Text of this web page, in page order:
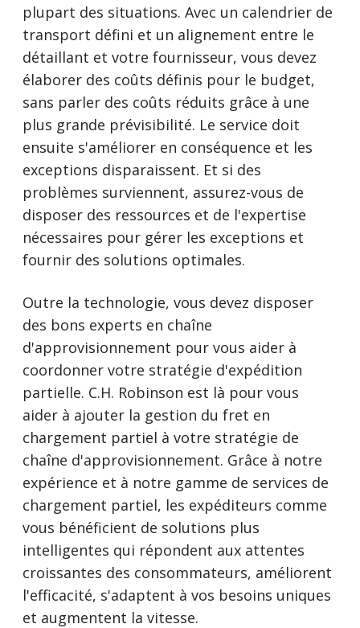
plupart des situations. Avec un calendrier de
transport défini et un alignement entre le
détaillant et votre fournisseur, vous devez
élaborer des coûts définis pour le budget,
sans parler des coûts réduits grâce à une
plus grande prévisibilité. Le service doit
ensuite s'améliorer en conséquence et les
exceptions disparaissent. Et si des
problèmes surviennent, assurez-vous de
disposer des ressources et de l'expertise
nécessaires pour gérer les exceptions et
fournir des solutions optimales.
Outre la technologie, vous devez disposer
des bons experts en chaîne
d'approvisionnement pour vous aider à
coordonner votre stratégie d'expédition
partielle. C.H. Robinson est là pour vous
aider à ajouter la gestion du fret en
chargement partiel à votre stratégie de
chaîne d'approvisionnement. Grâce à notre
expérience et à notre gamme de services de
chargement partiel, les expéditeurs comme
vous bénéficient de solutions plus
intelligentes qui répondent aux attentes
croissantes des consommateurs, améliorent
l'efficacité, s'adaptent à vos besoins uniques
et augmentent la vitesse.